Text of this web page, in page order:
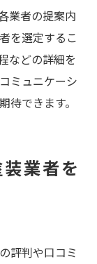
業者の提案内
を選定するこ
などの詳細を
ミュニケーシ
待できます。
業者を
評判や口コミ